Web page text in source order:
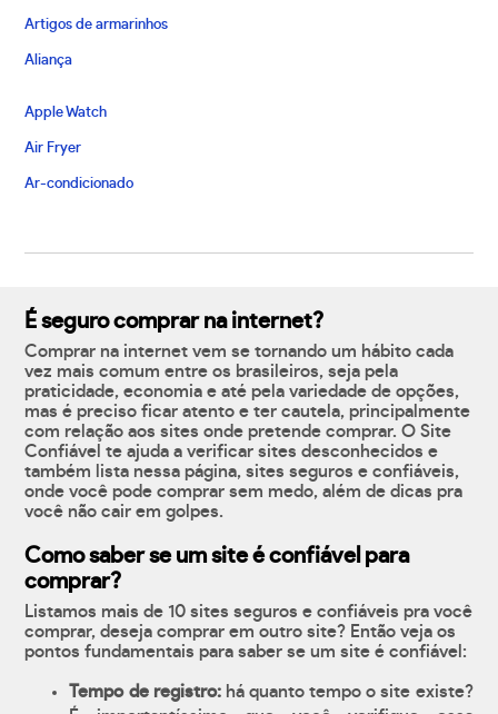
Artigos de armarinhos
Aliança
Apple Watch
Air Fryer
Ar-condicionado
É seguro comprar na internet?
Comprar na internet vem se tornando um hábito cada
vez mais comum entre os brasileiros, seja pela
praticidade, economia e até pela variedade de opções,
mas é preciso ficar atento e ter cautela, principalmente
com relação aos sites onde pretende comprar. O Site
Confiável te ajuda a verificar sites desconhecidos e
também lista nessa página, sites seguros e confiáveis,
onde você pode comprar sem medo, além de dicas pra
você não cair em golpes.
Como saber se um site é confiável para
comprar?
Listamos mais de 10 sites seguros e confiáveis pra você
comprar, deseja comprar em outro site? Então veja os
pontos fundamentais para saber se um site é confiável:
Tempo de registro:há quanto tempo o site existe?